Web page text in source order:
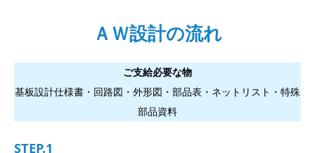
ＡＷ設計の流れ
ご支給必要な物
基板設計仕様書・回路図・外形図・部品表・ネットリスト・特殊
部品資料
STEP.1